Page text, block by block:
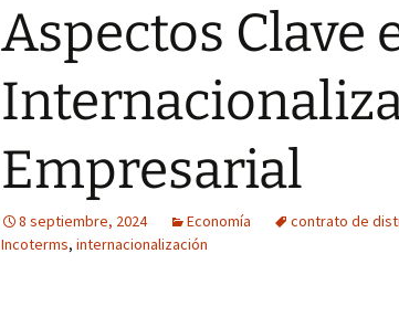
Aspectos Clave
Empresarial
8 septiembre, 2024 Economía contrato de
Incoterms, internacionalización